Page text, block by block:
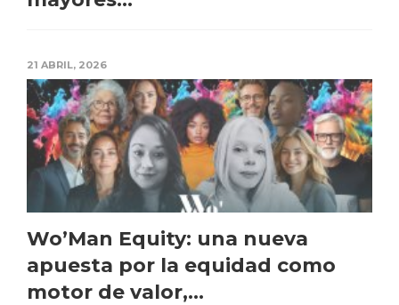
21 ABRIL, 2026
Wo’Man Equity: una nueva
apuesta por la equidad como
motor de valor,...